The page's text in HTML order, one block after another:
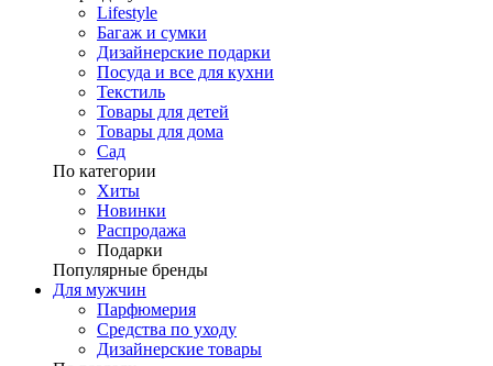
Lifestyle
Багаж и сумки
Дизайнерские подарки
Посуда и все для кухни
Текстиль
Товары для детей
Товары для дома
Сад
По категории
Хиты
Новинки
Распродажа
Подарки
Популярные бренды
Для мужчин
Парфюмерия
Средства по уходу
Дизайнерские товары